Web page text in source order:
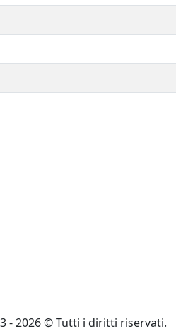
- 2026 © Tutti i diritti riservati.